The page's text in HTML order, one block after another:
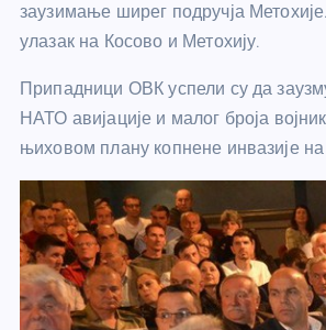
заузимање ширег подручја
улазак на Косово и Метохију.
Припадници ОВК успели су да
НАТО авијације и малог броја
њиховом плану копнене инвазије